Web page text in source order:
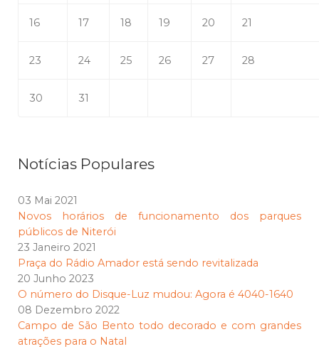
16 17 18 19 20 21
23 24 25 26 27 28
30 31
Notícias Populares
03 Mai 2021
Novos horários de funcionamento dos parques
públicos de Niterói
23 Janeiro 2021
Praça do Rádio Amador está sendo revitalizada
20 Junho 2023
O número do Disque-Luz mudou: Agora é 4040-1640
08 Dezembro 2022
Campo de São Bento todo decorado e com grandes
atrações para o Natal